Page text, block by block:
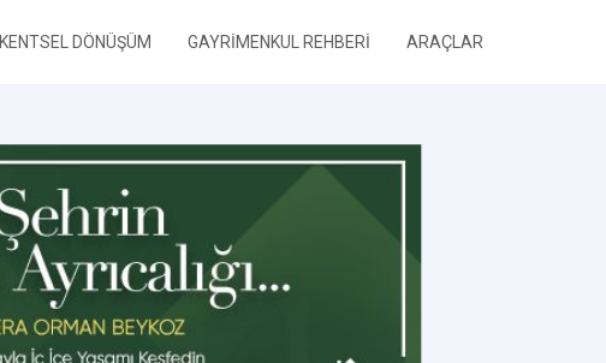
KENTSEL DÖNÜŞÜM GAYRİMENKUL REHBERİ ARAÇLAR